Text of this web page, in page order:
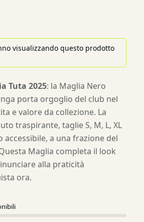
visualizzando questo prodotto
Tuta 2025: la Maglia Nero
porta orgoglio del club nel
e valore da collezione. La
traspirante, taglie S, M, L, XL
accessibile, a una frazione del
Maglia completa il look
alla praticità
ora.